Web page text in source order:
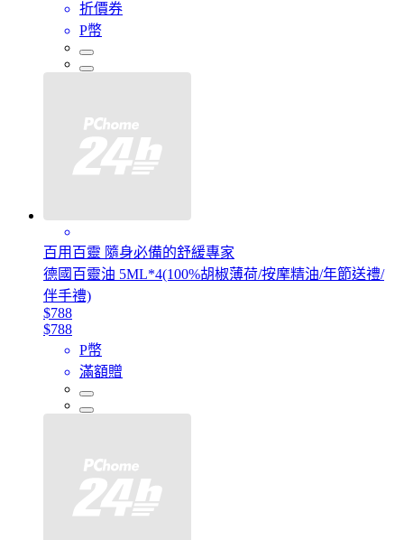
折價券
P幣
百用百靈 隨身必備的舒緩專家
德國百靈油 5ML*4(100%胡椒薄荷/按摩精油/年節送禮/
伴手禮)
$788
$788
P幣
滿額贈